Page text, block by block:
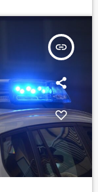
insert_link